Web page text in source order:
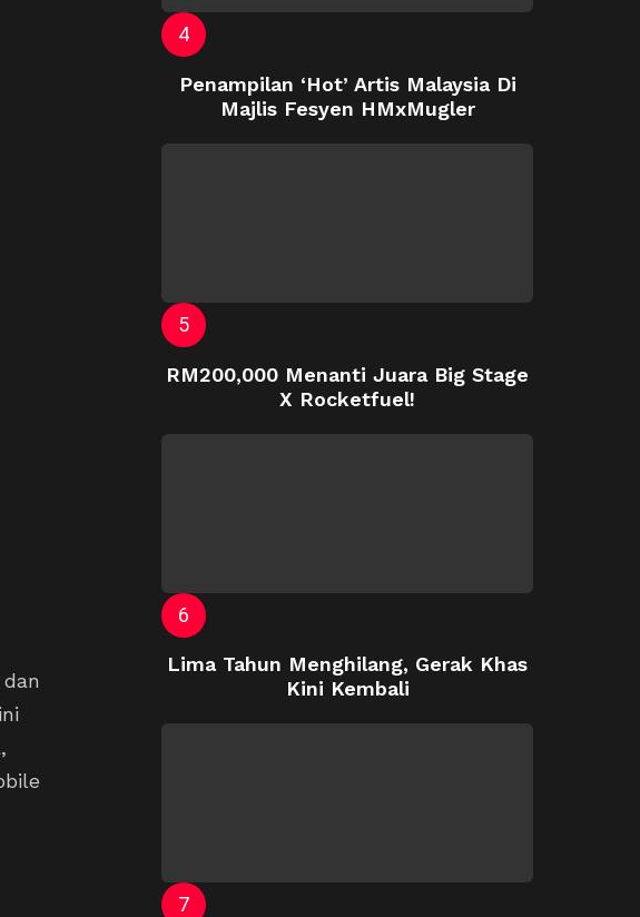
Penampilan ‘Hot’ Artis Malaysia Di
Majlis Fesyen HMxMugler
RM200,000 Menanti Juara Big Stage
X Rocketfuel!
Lima Tahun Menghilang, Gerak Khas
Kini Kembali